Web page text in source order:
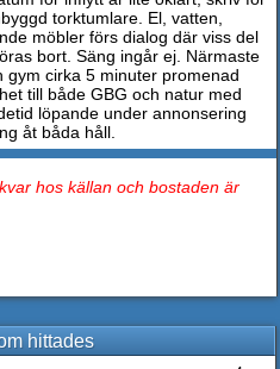
torktumlare. El, vatten,
möbler förs dialog där viss del
bort. Säng ingår ej. Närmaste
gym cirka 5 minuter promenad
till både GBG och natur med
löpande under annonsering
åt båda håll.
hos källan och bostaden är
hittades